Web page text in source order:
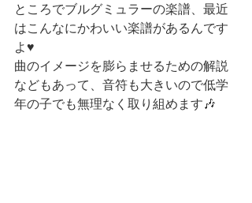
ところでブルグミュラーの楽譜、最近
はこんなにかわいい楽譜があるんです
よ♥︎
曲のイメージを膨らませるための解説
などもあって、音符も大きいので低学
年の子でも無理なく取り組めます🎶